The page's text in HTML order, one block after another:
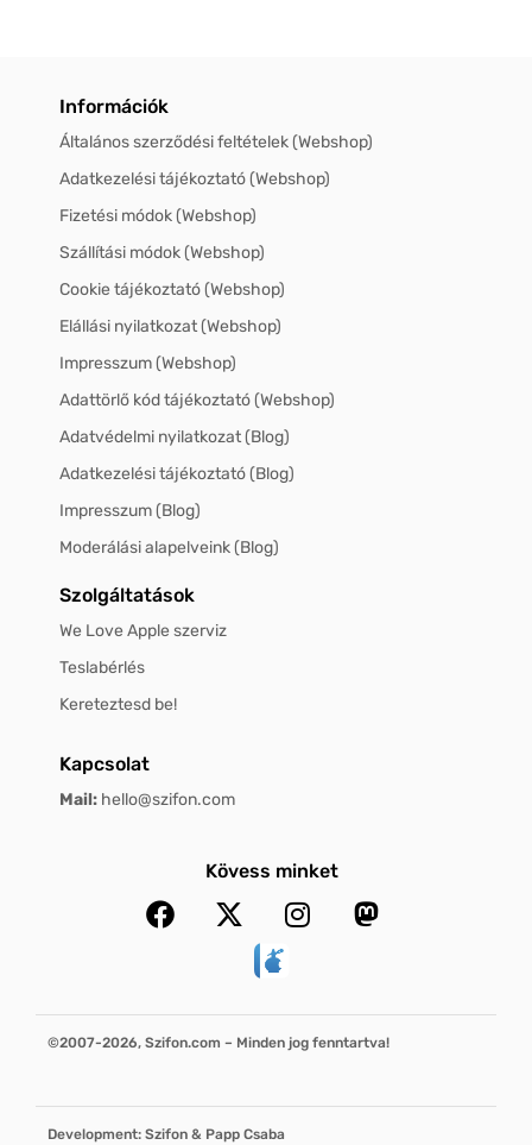
Információk
Általános szerződési feltételek (Webshop)
Adatkezelési tájékoztató (Webshop)
Fizetési módok (Webshop)
Szállítási módok (Webshop)
Cookie tájékoztató (Webshop)
Elállási nyilatkozat (Webshop)
Impresszum (Webshop)
Adattörlő kód tájékoztató (Webshop)
Adatvédelmi nyilatkozat (Blog)
Adatkezelési tájékoztató (Blog)
Impresszum (Blog)
Moderálási alapelveink (Blog)
Szolgáltatások
We Love Apple szerviz
Teslabérlés
Kereteztesd be!
Kapcsolat
Mail: hello@szifon.com
Kövess minket
©2007-2026, Szifon.com – Minden jog fenntartva!
Development: Szifon & Papp Csaba